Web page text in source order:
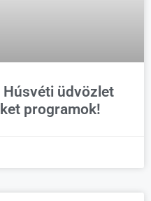
Húsvéti üdvözlet
programok!